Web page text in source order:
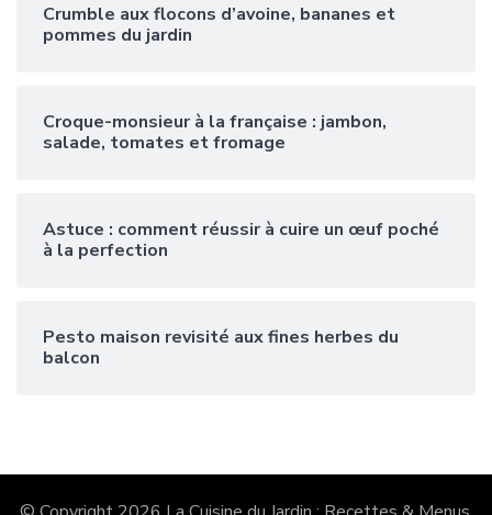
Crumble aux flocons d’avoine, bananes et
pommes du jardin
Croque-monsieur à la française : jambon,
salade, tomates et fromage
Astuce : comment réussir à cuire un œuf poché
à la perfection
Pesto maison revisité aux fines herbes du
balcon